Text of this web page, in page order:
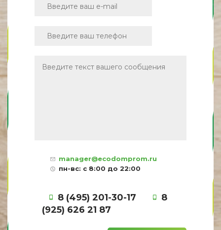
manager@ecodomprom.ru
пн-вс: с 8:00 до 22:00
8 (495) 201-30-17
8
(925) 626 21 87